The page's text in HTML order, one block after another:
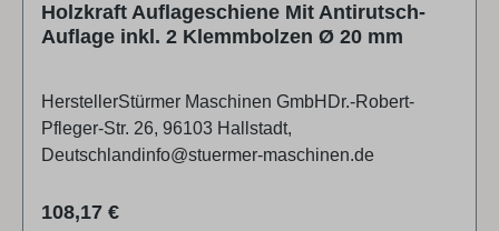
Holzkraft Auflageschiene Mit Antirutsch-
Auflage inkl. 2 Klemmbolzen Ø 20 mm
HerstellerStürmer Maschinen GmbHDr.-Robert-
Pfleger-Str. 26, 96103 Hallstadt,
Deutschlandinfo@stuermer-maschinen.de
Regulärer Preis:
108,17 €